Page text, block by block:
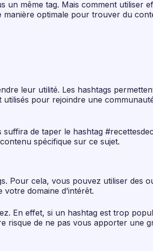
même tag. Mais comment utiliser
optimale pour trouver du
leur utilité. Les hashtags
pour rejoindre une
de taper le hashtag
spécifique sur ce sujet.
cela, vous pouvez utiliser des
domaine d’intérêt.
En effet, si un hashtag est trop
risque de ne pas vous apporter une